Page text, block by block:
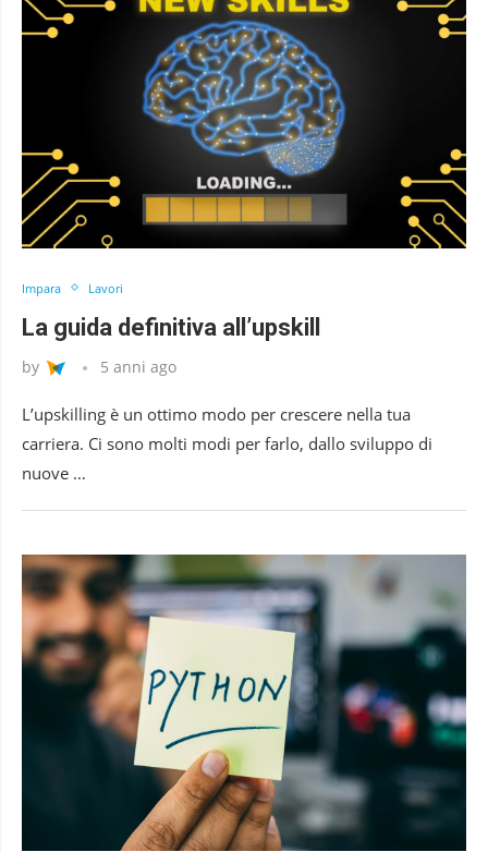
Impara Lavori
La guida definitiva all’upskill
by 5 anni ago
L’upskilling è un ottimo modo per crescere nella tua
carriera. Ci sono molti modi per farlo, dallo sviluppo di
nuove …